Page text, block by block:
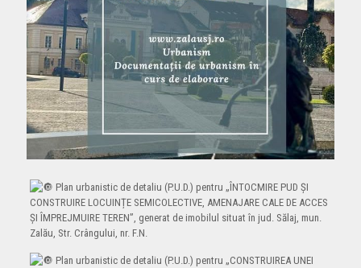
Plan urbanistic de detaliu (P.U.D.) pentru „ÎNTOCMIRE PUD ȘI
CONSTRUIRE LOCUINȚE SEMICOLECTIVE, AMENAJARE CALE DE ACCES
ȘI ÎMPREJMUIRE TEREN”, generat de imobilul situat în jud. Sălaj, mun.
Zalău, Str. Crângului, nr. F.N.
Plan urbanistic de detaliu (P.U.D.) pentru „CONSTRUIREA UNEI